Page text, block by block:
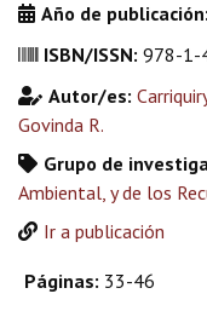
Año de publicación:
ISBN/ISSN: 978-1-
Autor/es:
Govinda R.
Grupo de
Ambiental, y de los
Ir a publicación
Páginas: 33-46